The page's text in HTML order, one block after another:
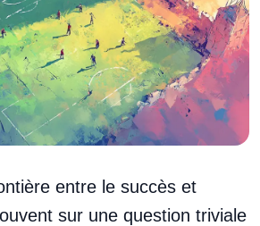
entre le succès et
sur une question triviale